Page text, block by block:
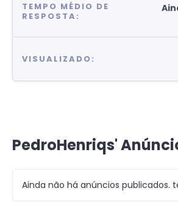
TEMPO MÉDIO DE
RESPOSTA:
VISUALIZADO:
PedroHenriqs'
Ainda não há anúncios publicados.